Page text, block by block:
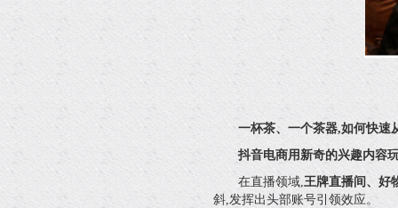
一杯茶、一个茶器,如何快速
抖音电商用新奇的兴趣内容
在直播领域,王牌直播间、好
斜,发挥出头部账号引领效应。